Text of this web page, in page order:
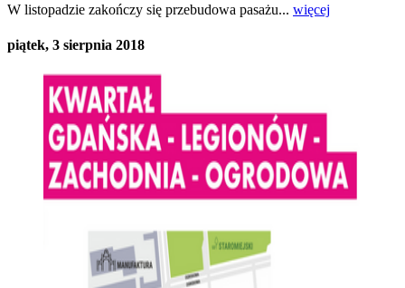
W listopadzie zakończy się przebudowa pasażu... więcej
piątek, 3 sierpnia 2018